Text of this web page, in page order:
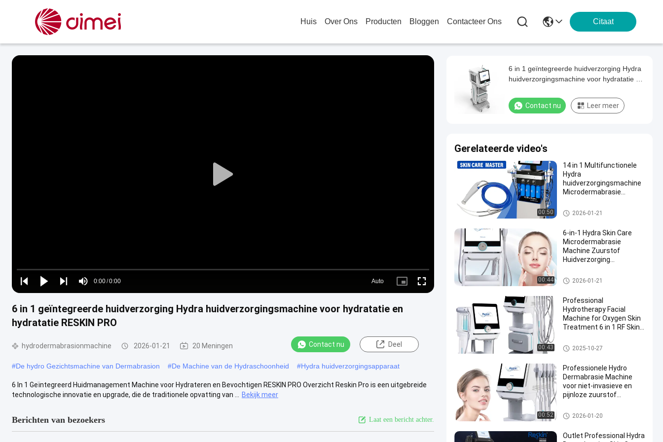
Huis Over Ons Producten Bloggen Contacteer Ons Citaat
Play
Play
Play
Play
Mute
Time
0:00/0:00
Loaded:
0%
Auto
Picture- Fullscreen
6 in 1 geïntegreerde huidverzorging Hydra huidverzorgingsmachine voor hydratatie en
hydratatie RESKIN PRO
hydrodermabrasionmachine 2026-01-21 20 Meningen Contact nu Deel
#De hydro Gezichtsmachine van Dermabrasion #De Machine van de Hydraschoonheid #Hydra huidverzorgingsapparaat
6 In 1 Geïntegreerd Huidmanagement Machine voor Hydrateren en Bevochtigen RESKIN PRO Overzicht Reskin Pro is een uitgebreide
technologische innovatie en upgrade, die de traditionele opvatting van ...
Bekijk meer
Berichten van bezoekers Laat een bericht achter.
6 in 1 geïntegreerde huidverzorging Hydra
huidverzorgingsmachine voor hydratatie en
Contact nu Leer meer
Gerelateerde video's
00:50
14 in 1 Multifunctionele
Hydra
huidverzorgingsmachine
Microdermabrasie
voor diepe huidreiniging
en voeding
hydrodermabrasionmachine
2026-01-21
00:44
6-in-1 Hydra Skin Care
Microdermabrasie
Machine Zuurstof
Huidverzorging
Gezichtsbehandeling
Machine voor
Hydratatie
hydrodermabrasionmachine
2026-01-21
00:43
Professional
Hydrotherapy Facial
Machine for Oxygen Skin
Treatment 6 in 1 RF Skin
Face Rejuvenation
hydrodermabrasionmachine
2025-10-27
00:52
Professionele Hydro
Dermabrasie Machine
voor niet-invasieve en
pijnloze zuurstof
functies Hydro Beauty
Machine voor helderder
gezicht verjonging
hydrodermabrasionmachine
2026-01-20
Outlet Professional Hydra